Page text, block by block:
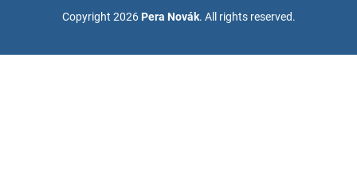
Copyright 2026 Pera Novák. All rights reserved.